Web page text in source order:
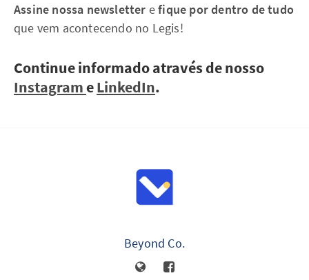
Assine nossa newsletter efique por dentro de tudo
que vem acontecendo no Legis!
Continue informado através de nosso
InstagrameLinkedIn.
Beyond Co.